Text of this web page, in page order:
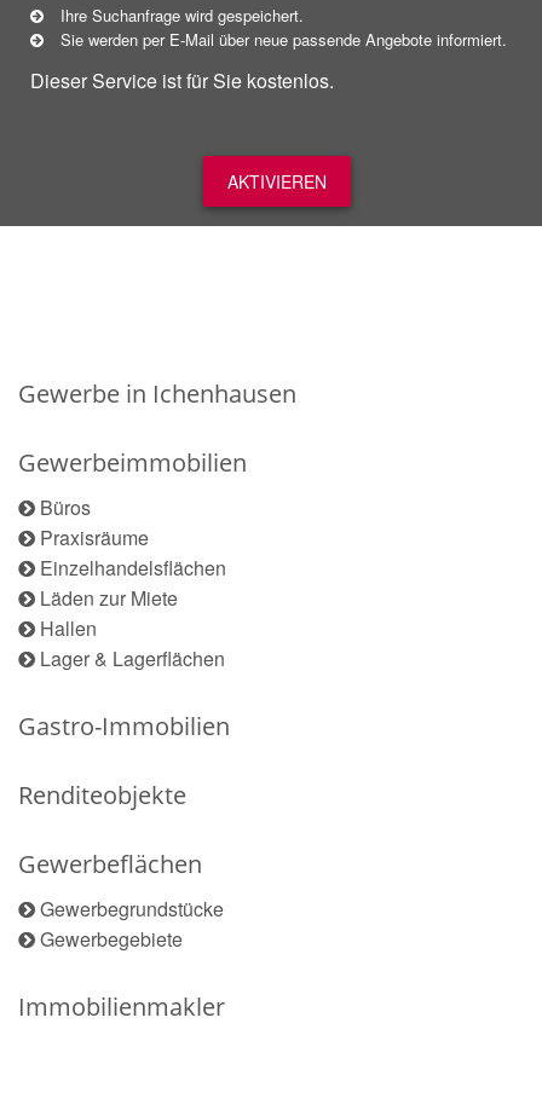
Ihre Suchanfrage wird gespeichert.
Sie werden per E-Mail über neue passende Angebote informiert.
Dieser Service ist für Sie kostenlos.
AKTIVIEREN
Gewerbe in Ichenhausen
Gewerbeimmobilien
Büros
Praxisräume
Einzelhandelsflächen
Läden zur Miete
Hallen
Lager & Lagerflächen
Gastro-Immobilien
Renditeobjekte
Gewerbeflächen
Gewerbegrundstücke
Gewerbegebiete
Immobilienmakler